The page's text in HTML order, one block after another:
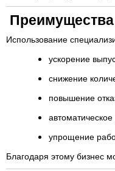
Использование
ускорение
снижение
повышение
упрощение
Благодаря этому бизнес